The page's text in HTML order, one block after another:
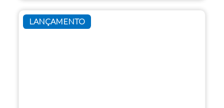
LANÇAMENTO